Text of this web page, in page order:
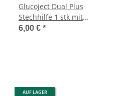
Glucoject Dual Plus
Stechhilfe 1 stk mit
zusätzlicher durchsichtiger
6,00 € *
AUF LAGER